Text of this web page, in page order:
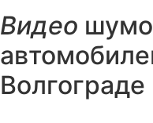
Видео
Волгограде